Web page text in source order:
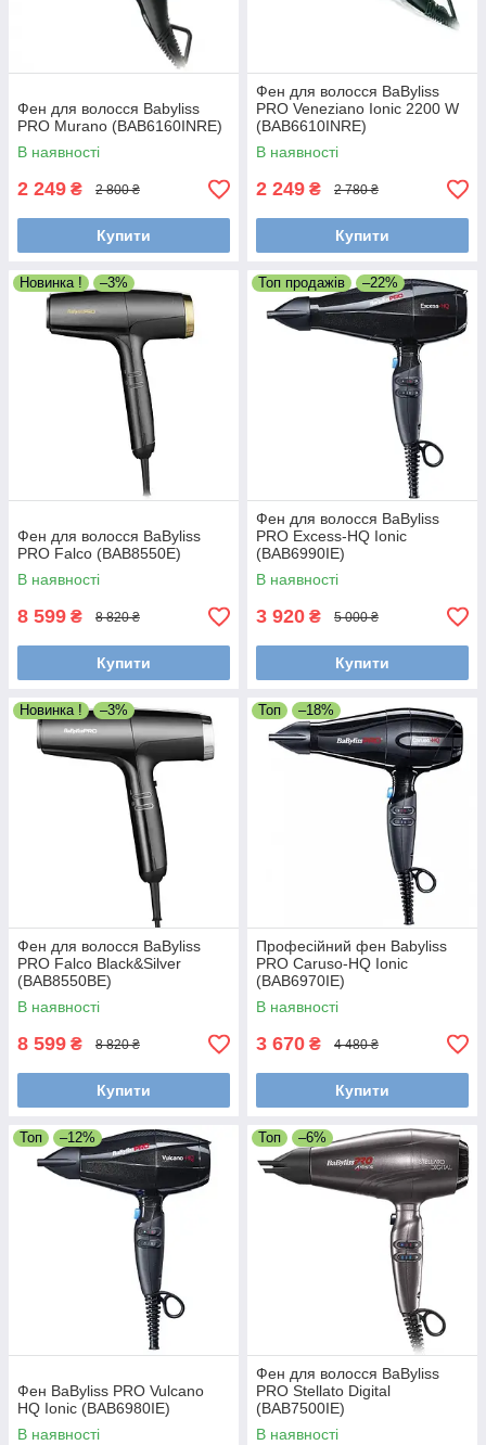
Фен для волосся Babyliss
PRO Murano (BAB6160INRE)
В наявності
2 249 ₴ 2 800 ₴
Купити
Фен для волосся BaByliss
PRO Veneziano Ionic 2200 W
(BAB6610INRE)
В наявності
2 249 ₴ 2 780 ₴
Купити
Новинка ! –3%
Фен для волосся BaByliss
PRO Falco (BAB8550E)
В наявності
8 599 ₴ 8 820 ₴
Купити
Топ продажів –22%
Фен для волосся BaByliss
PRO Excess-HQ Ionic
(BAB6990IE)
В наявності
3 920 ₴ 5 000 ₴
Купити
Новинка ! –3%
Фен для волосся BaByliss
PRO Falco Black&Silver
(BAB8550BE)
В наявності
8 599 ₴ 8 820 ₴
Купити
Топ –18%
Професійний фен Babyliss
PRO Caruso-HQ Ionic
(BAB6970IE)
В наявності
3 670 ₴ 4 480 ₴
Купити
Топ –12%
Фен BaByliss PRO Vulcano
HQ Ionic (BAB6980IE)
В наявності
Топ –6%
Фен для волосся BaByliss
PRO Stellato Digital
(BAB7500IE)
В наявності